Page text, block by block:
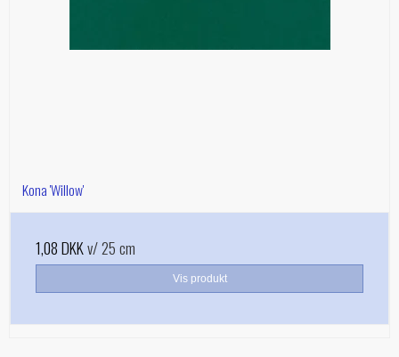
Kona 'Willow'
1,08 DKKv/ 25 cm
Vis produkt